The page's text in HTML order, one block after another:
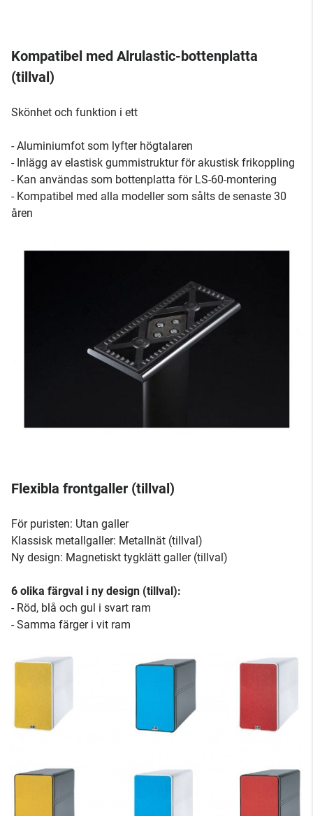
Kompatibel med Alrulastic-bottenplatta
(tillval)
Skönhet och funktion i ett
- Aluminiumfot som lyfter högtalaren
- Inlägg av elastisk gummistruktur för akustisk frikoppling
- Kan användas som bottenplatta för LS-60-montering
- Kompatibel med alla modeller som sålts de senaste 30
åren
Flexibla frontgaller (tillval)
För puristen: Utan galler
Klassisk metallgaller: Metallnät (tillval)
Ny design: Magnetiskt tygklätt galler (tillval)
6 olika färgval i ny design (tillval):
- Röd, blå och gul i svart ram
- Samma färger i vit ram